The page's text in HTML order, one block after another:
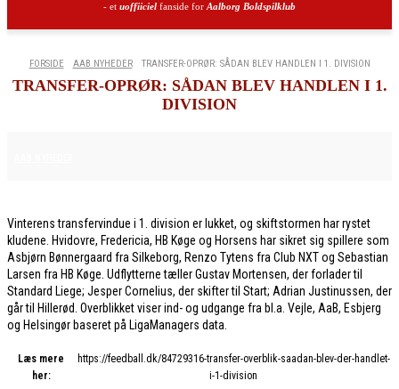
- et uoffiiciel fanside for Aalborg Boldspilklub
FORSIDE AAB NYHEDER TRANSFER-OPRØR: SÅDAN BLEV HANDLEN I 1. DIVISION
TRANSFER-OPRØR: SÅDAN BLEV HANDLEN I 1.
DIVISION
Vinterens transfervindue i 1. division er lukket, og skiftstormen har rystet
kludene. Hvidovre, Fredericia, HB Køge og Horsens har sikret sig spillere som
Asbjørn Bønnergaard fra Silkeborg, Renzo Tytens fra Club NXT og Sebastian
Larsen fra HB Køge. Udflytterne tæller Gustav Mortensen, der forlader til
Standard Liege; Jesper Cornelius, der skifter til Start; Adrian Justinussen, der
går til Hillerød. Overblikket viser ind- og udgange fra bl.a. Vejle, AaB, Esbjerg
og Helsingør baseret på LigaManagers data.
Læs mere
her:
https://feedball.dk/84729316-transfer-overblik-saadan-blev-der-handlet-
i-1-division